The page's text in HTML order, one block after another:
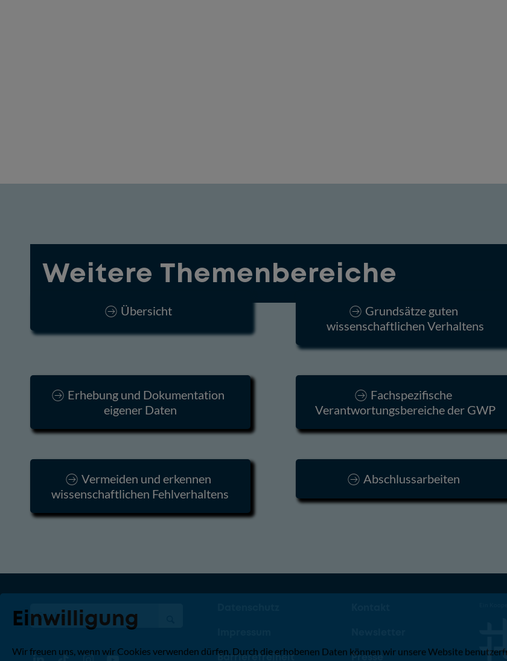
Weitere Themenbereiche
Übersicht
Grundsätze guten
wissenschaftlichen Verhaltens
Erhebung und Dokumentation
eigener Daten
Fachspezifische
Verantwortungsbereiche der GWP
Vermeiden und erkennen
wissenschaftlichen Fehlverhaltens
Abschlussarbeiten
Barrierefreiheit
Presse
Einwilligung
Wir freuen uns, wenn wir Cookies verwenden dürfen. Durch die erhobenen Daten können wir unsere Website